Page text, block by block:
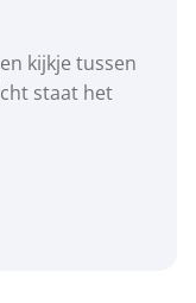
kijkje tussen
staat het